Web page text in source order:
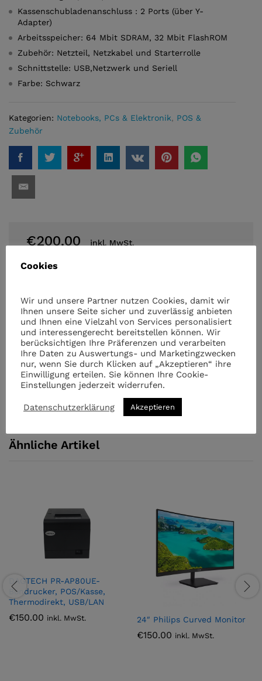
Kassenschubladenanschluss : 2 Ports (über Y-
Adapter)
Arbeitsspeicher: 64 Mbit SDRAM, 32 Mbit FlashROM
Zubehör: Netzteil, Netzkabel und Starterrolle
Schnittstelle: USB,Netzwerk und Seriell
Farbe: Schwarz
Kategorien: Notebooks, PCs & Elektronik, POS &
Zubehör
€200.00 inkl. MwSt.
BIXOLON
330iii
-
Bondrucker,
POS/Kasse,
Thermodirekt,
USB/LAN
quantity
Menge
In den Warenkorb
Ähnliche Artikel
DAGTECH PR-AP80UE-
Bondrucker, POS/Kasse,
Thermodirekt, USB/LAN
€150.00 inkl. MwSt. 24″ Philips Curved Monitor
€150.00 inkl. MwSt.
Cookies
Wir und unsere Partner nutzen Cookies, damit wir
Ihnen unsere Seite sicher und zuverlässig anbieten
und Ihnen eine Vielzahl von Services personalisiert
und interessengerecht bereitstellen können. Wir
berücksichtigen Ihre Präferenzen und verarbeiten
Ihre Daten zu Auswertungs- und Marketingzwecken
nur, wenn Sie durch Klicken auf „Akzeptieren“ ihre
Einwilligung erteilen. Sie können Ihre Cookie-
Einstellungen jederzeit widerrufen.
Datenschutzerklärung Akzeptieren